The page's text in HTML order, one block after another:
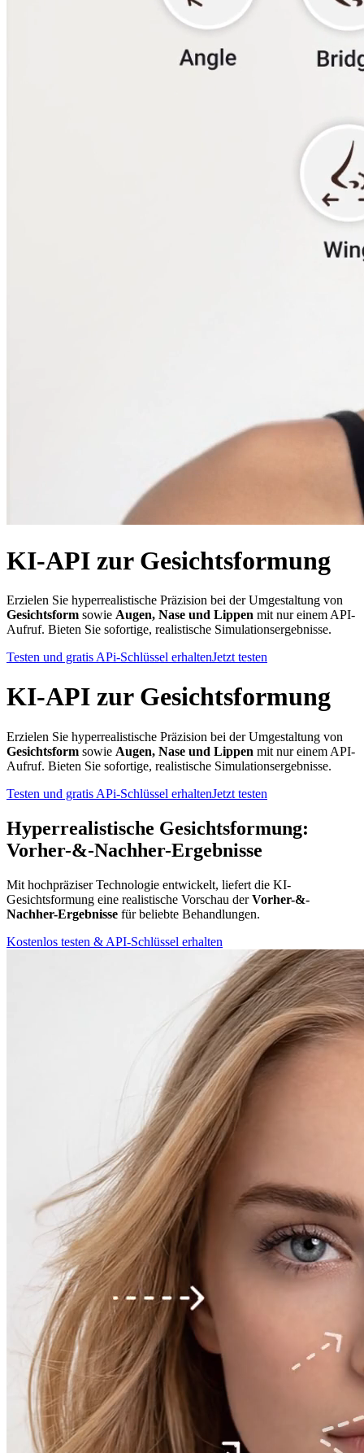
KI-API zur Gesichtsformung
Erzielen Sie hyperrealistische Präzision bei der Umgestaltung von
Gesichtsform sowie Augen, Nase und Lippen mit nur einem API-
Aufruf. Bieten Sie sofortige, realistische Simulationsergebnisse.
Testen und gratis APi-Schlüssel erhaltenJetzt testen
KI-API zur Gesichtsformung
Erzielen Sie hyperrealistische Präzision bei der Umgestaltung von
Gesichtsform sowie Augen, Nase und Lippen mit nur einem API-
Aufruf. Bieten Sie sofortige, realistische Simulationsergebnisse.
Testen und gratis APi-Schlüssel erhaltenJetzt testen
Hyperrealistische Gesichtsformung:
Vorher-&-Nachher-Ergebnisse
Mit hochpräziser Technologie entwickelt, liefert die KI-
Gesichtsformung eine realistische Vorschau derVorher-&-
Nachher-Ergebnisse für beliebte Behandlungen.
Kostenlos testen & API-Schlüssel erhalten